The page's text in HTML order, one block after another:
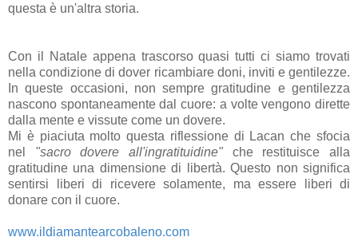
questa è un'altra storia.
Con il Natale appena trascorso quasi tutti ci siamo trovati
nella condizione di dover ricambiare doni, inviti e gentilezze.
In queste occasioni, non sempre gratitudine e gentilezza
nascono spontaneamente dal cuore: a volte vengono dirette
dalla mente e vissute come un dovere.
Mi è piaciuta molto questa riflessione di Lacan che sfocia
nel
"sacro dovere all'ingratituidine" che restituisce alla
gratitudine una dimensione di libertà. Questo non significa
sentirsi liberi di ricevere solamente, ma essere liberi di
donare con il cuore.
www.ildiamantearcobaleno.com